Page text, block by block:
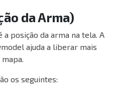
da Arma)
posição da arma na tela. A
ajuda a liberar mais
os seguintes: